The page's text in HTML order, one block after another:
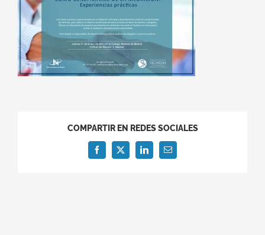
COMPARTIR EN REDES SOCIALES
Facebook
X LinkedInCorreo
electrónico